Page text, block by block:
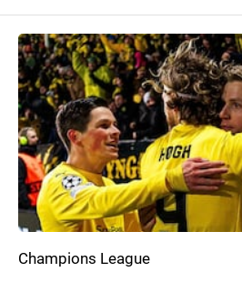
Champions League